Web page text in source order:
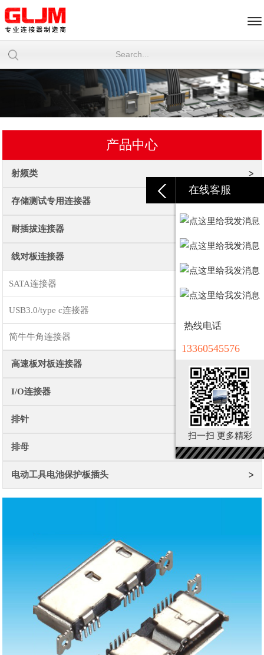
在线客服
热线电话
13360545576
扫一扫 更多精彩
产品中心
射频类
存储测试专用连接器
耐插拔连接器
线对板连接器
SATA连接器
USB3.0/type c连接器
简牛牛角连接器
高速板对板连接器
I/O连接器
排针
排母
电动工具电池保护板插头